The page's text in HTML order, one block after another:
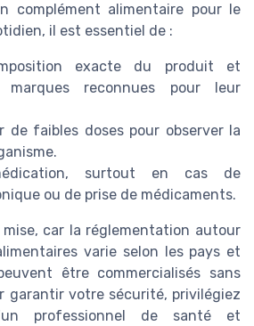
complément alimentaire pour le
il est essentiel de :
exacte du produit et
marques reconnues pour leur
de faibles doses pour observer la
surtout en cas de
ou de prise de médicaments.
car la réglementation autour
varie selon les pays et
être commercialisés sans
garantir votre sécurité, privilégiez
professionnel de santé et